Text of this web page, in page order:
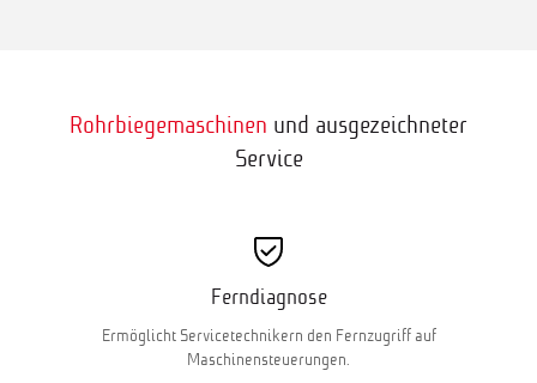
Rohrbiegemaschinen und ausgezeichneter
Service
Ferndiagnose
Ermöglicht Servicetechnikern den Fernzugriff auf
Maschinensteuerungen.